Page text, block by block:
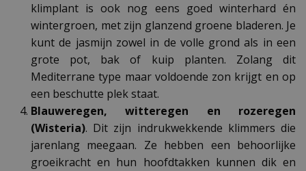
klimplant is ook nog eens goed winterhard én
wintergroen, met zijn glanzend groene bladeren. Je
kunt de jasmijn zowel in de volle grond als in een
grote pot, bak of kuip planten. Zolang dit
Mediterrane type maar voldoende zon krijgt en op
een beschutte plek staat.
Blauweregen, witteregen en rozeregen
(Wisteria). Dit zijn indrukwekkende klimmers die
jarenlang meegaan. Ze hebben een behoorlijke
groeikracht en hun hoofdtakken kunnen dik en